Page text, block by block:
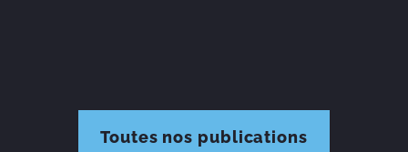
Toutes nos publications